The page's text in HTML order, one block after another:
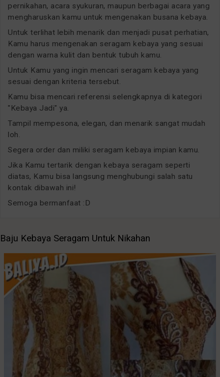
pernikahan, acara syukuran, maupun berbagai acara yang
mengharuskan kamu untuk mengenakan busana kebaya.
Untuk terlihat lebih menarik dan menjadi pusat perhatian,
Kamu harus mengenakan seragam kebaya yang sesuai
dengan warna kulit dan bentuk tubuh kamu.
Untuk Kamu yang ingin mencari seragam kebaya yang
sesuai dengan kriteria tersebut.
Kamu bisa mencari referensi selengkapnya di kategori
"Kebaya Jadi" ya.
Tampil mempesona, elegan, dan menarik sangat mudah
loh.
Segera order dan miliki seragam kebaya impian kamu.
Jika Kamu tertarik dengan kebaya seragam seperti
diatas, Kamu bisa langsung menghubungi salah satu
kontak dibawah ini!
Semoga bermanfaat :D
Baju Kebaya Seragam Untuk Nikahan